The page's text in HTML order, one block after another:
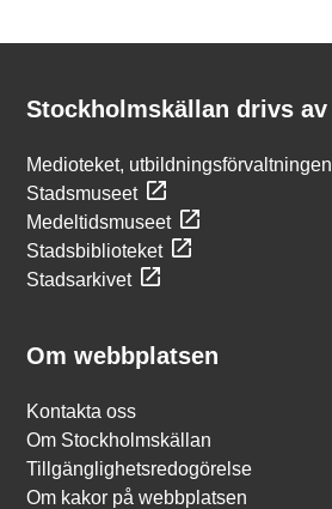
Stockholmskällan drivs av
Medioteket, utbildningsförvaltningen
Stadsmuseet
Medeltidsmuseet
Stadsbiblioteket
Stadsarkivet
Om webbplatsen
Kontakta oss
Om Stockholmskällan
Tillgänglighetsredogörelse
Om kakor på webbplatsen